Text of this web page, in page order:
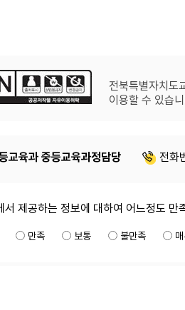
전북특별자치도
이용할 수 있습
교육과 중등교육과정담당 전화
서 제공하는 정보에 대하여 어느정도 만
만족 보통 불만족